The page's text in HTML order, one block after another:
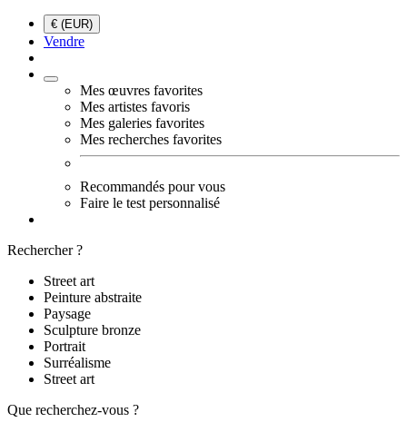
€ (EUR)
Vendre
Mes œuvres favorites
Mes artistes favoris
Mes galeries favorites
Mes recherches favorites
Recommandés pour vous
Faire le test personnalisé
Rechercher ?
Street art
Peinture abstraite
Paysage
Sculpture bronze
Portrait
Surréalisme
Street art
Que recherchez-vous ?